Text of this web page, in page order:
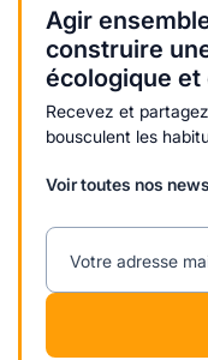
Agir
construire
écologique et
Recevez et
bousculent les
Voir toutes nos
Votre adresse